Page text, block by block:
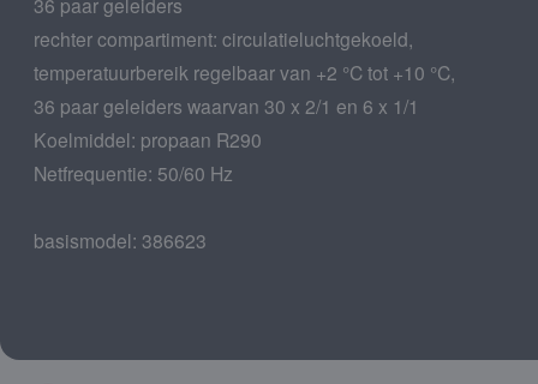
rechter compartiment: circulatieluchtgekoeld,
temperatuurbereik regelbaar van +2 °C tot +10 °C,
36 paar geleiders waarvan 30 x 2/1 en 6 x 1/1
Koelmiddel: propaan R290
Netfrequentie: 50/60 Hz
basismodel: 386623